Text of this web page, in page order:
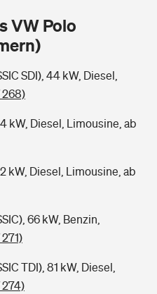
ist Ihr Haus?
für deine Kids
ich im Alter?
VW Polo
SDI), 44 kW, Diesel,
kW, Diesel, Limousine, ab
kW, Diesel, Limousine, ab
66 kW, Benzin,
TDI), 81 kW, Diesel,